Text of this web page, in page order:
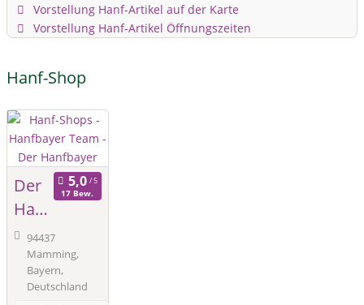
Vorstellung Hanf-Artikel auf der Karte
Vorstellung Hanf-Artikel Öffnungszeiten
Hanf-Shop
Der
Han
fbay
er
17 Bew.
94437
Mamming,
Bayern,
Deutschland